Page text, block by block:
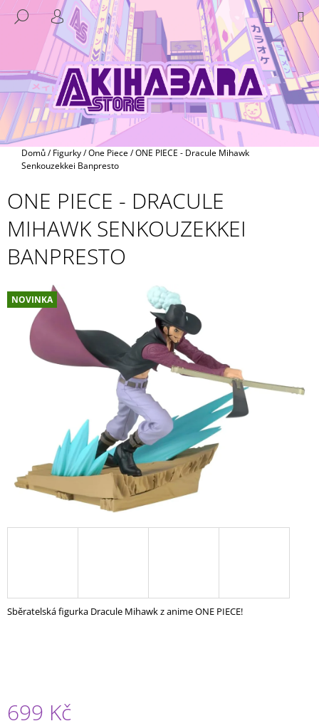
na
HLEDAT
PŘIHLÁŠENÍ KOŠÍK
Domů/ Figurky/One Piece/ONE PIECE - Dracule Mihawk
Senkouzekkei Banpresto
ONE PIECE - DRACULE
MIHAWK SENKOUZEKKEI
BANPRESTO
NOVINKA
Sběratelská figurka Dracule Mihawk z anime ONE PIECE!
699 Kč
K
K
ZPĚT
ZPĚT
C
O
P
O
T
Ř
E
B
U
J
E
E
HLEDAT
R
U